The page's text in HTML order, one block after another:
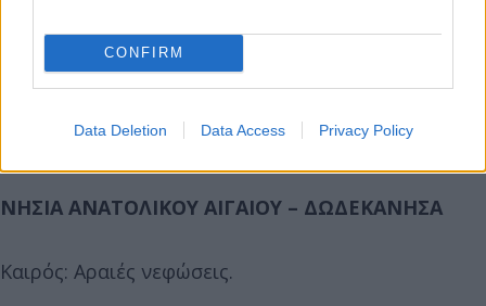
CONFIRM
Data Deletion Data Access Privacy Policy
Άνεμοι: Μεταβλητοί 3 με 4 μποφόρ.
Θερμοκρασία: Από 21 έως 29 βαθμούς Κελσίου.
ΝΗΣΙΑ ΑΝΑΤΟΛΙΚΟΥ ΑΙΓΑΙΟΥ – ΔΩΔΕΚΑΝΗΣΑ
Καιρός: Αραιές νεφώσεις.